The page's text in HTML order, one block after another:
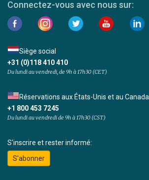
Connectez-vous avec nous sur:
Siège social
+31 (0)118 410 410
Du lundi au vendredi, de 9h à 17h30 (CET)
Réservations aux États-Unis et au Canada
+1 800 453 7245
Du lundi au vendredi de 9h à 17h30 (CST)
S'inscrire et rester informé:
S'abonner